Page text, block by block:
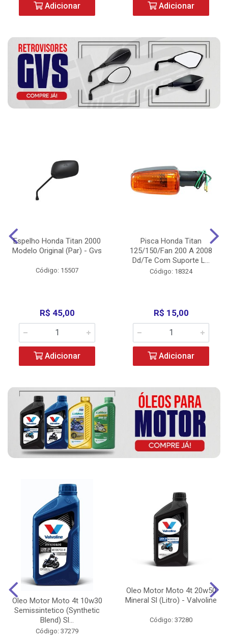
Adicionar Adicionar
Espelho Honda Titan 2000
Modelo Original (Par) - Gvs
Código: 15507
R$ 45,00
Adicionar
Pisca Honda Titan
125/150/Fan 200 A 2008
Dd/Te Com Suporte L...
Código: 18324
R$ 15,00
Adicionar
Oleo Motor Moto 4t 10w30
Semissintetico (Synthetic
Blend) Sl...
Código: 37279
Oleo Motor Moto 4t 20w50
Mineral Sl (Litro) - Valvoline
Código: 37280